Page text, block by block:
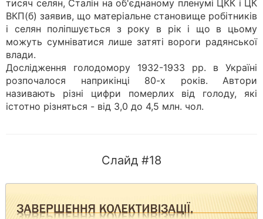
тисяч селян, Сталін на об'єднаному пленумі ЦКК і ЦК
ВКП(б) заявив, що матеріальне становище робітників
і селян поліпшується з року в рік і що в цьому
можуть сумніватися лише затяті вороги радянської
влади.
Дослідження голодомору 1932-1933 рр. в Україні
розпочалося наприкінці 80-х років. Автори
називають різні цифри померлих від голоду, які
істотно різняться - від 3,0 до 4,5 млн. чол.
Слайд #18